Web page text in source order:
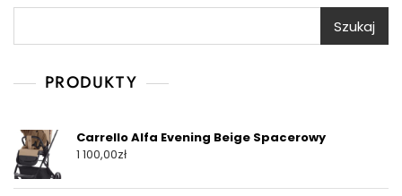
Szukaj
PRODUKTY
Carrello Alfa Evening Beige Spacerowy
1 100,00zł